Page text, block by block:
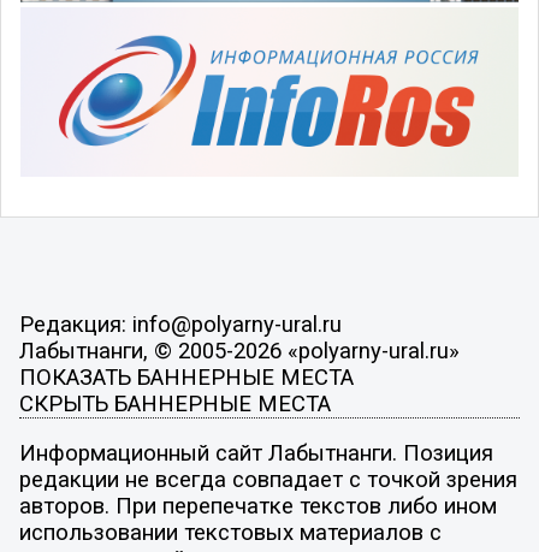
Редакция: info@polyarny-ural.ru
Лабытнанги, © 2005-2026 «polyarny-ural.ru»
ПОКАЗАТЬ БАННЕРНЫЕ МЕСТА
СКРЫТЬ БАННЕРНЫЕ МЕСТА
Информационный сайт Лабытнанги. Позиция
редакции не всегда совпадает с точкой зрения
авторов. При перепечатке текстов либо ином
использовании текстовых материалов с